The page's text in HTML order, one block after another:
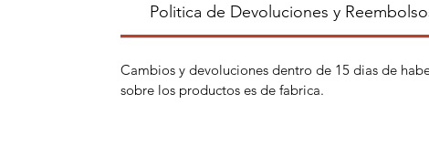
Politica de Devoluciones y
Cambios y devoluciones dentro de 15 dias de
sobre los productos es de fabrica.